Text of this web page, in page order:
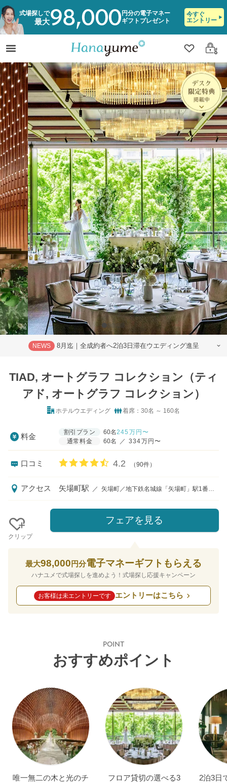
式場探しで
最大98,000 円分の電子マネー
ギフトプレゼント
今すぐ
エントリー
クリップ
ログ
NEWS 8月迄｜全成約者へ2泊3日滞在ウエディング進呈
TIAD, オートグラフ コレクション（ティ
アド, オートグラフ コレクション）
ホテルウエディング 着席：30名 ～ 160名
料金
割引プラン 60名245 万円〜
通常料金
60名 ／ 334万円〜
口コミ 口コミ評価
4.2 （90件）
アクセス 矢場町駅 ／ 矢場町／地下鉄名城線「矢場町」駅1番出口より徒歩1分、地下鉄東山線「栄」駅14番出口より徒歩10分
クリップ
フェアを見る
最大98,000 円分電子マネーギフトもらえる
ハナユメで式場探しを進めよう！式場探し応援キャンペーン
お客様は未エントリーです エントリーはこちら
POINT
おすすめポイント
唯一無二の木と光のチ
フロア貸切の選べる3
2泊3日